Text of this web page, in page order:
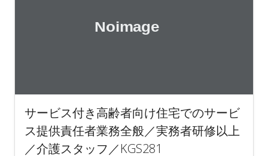
サービス付き高齢者向け住宅でのサービ
ス提供責任者業務全般／実務者研修以上
／介護スタッフ／KGS281